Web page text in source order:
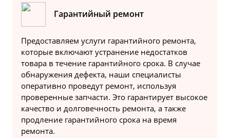
Гарантийный ремонт
Предоставляем услуги гарантийного ремонта,
которые включают устранение недостатков
товара в течение гарантийного срока. В случае
обнаружения дефекта, наши специалисты
оперативно проведут ремонт, используя
проверенные запчасти. Это гарантирует высокое
качество и долговечность ремонта, а также
продление гарантийного срока на время
ремонта.